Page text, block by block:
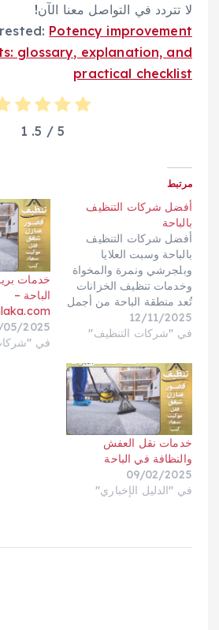
لا تتردد في التواصل معنا الآن!
Potency improvement
glossary, explanation, and
practical checklist
5
/ 5.
1
مرتبط
أفضل شركات التنظيف
بالباحة
أفضل شركات التنظيف
بالباحة وسبت العلايا
وبلجرشي ونمرة والمخواة
وخدمات تنظيف الخزانات
تُعد منطقة الباحة من أجمل
مناطق المملكة العربية
السعودية بطبيعتها الخضراء
المعتدلة، إلا أن تلك البيئة
الجبلية الرطبة تجعل من
خدمات التنظيف جزءًا
ضروريًا للحياة اليومية سواء
في المنازل أو الفلل أو
المنشآت التجارية. ومع…
12/11/2025
في "شركات التنظيف"
خدمات
الباحة –
05/2025
في
خدمات نقل العفش
والنظافة في الباحة
09/02/2025
في "الدليل الإخباري"